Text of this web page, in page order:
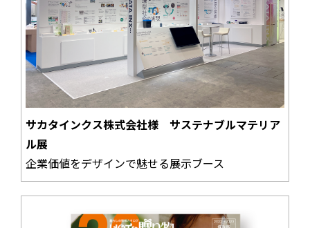
サカタインクス株式会社様 サステナブルマテリア
ル展
企業価値をデザインで魅せる展示ブース